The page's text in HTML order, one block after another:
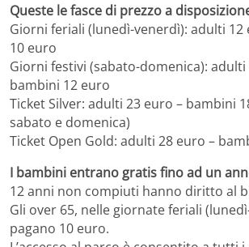
Queste le fasce di prezzo a
Giorni feriali (lunedì-venerdì): adulti 12
10 euro
Giorni festivi (sabato-domenica): adulti
bambini 12 euro
Ticket Silver: adulti 23 euro – bambini
sabato e domenica)
Ticket Open Gold: adulti 28 euro –
I bambini entrano gratis fino ad un
12 anni non compiuti hanno diritto al
Gli over 65, nelle giornate feriali
pagano 10 euro.